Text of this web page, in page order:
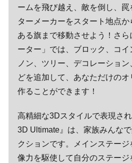
ームを飛び越え、敵を倒し、罠
ターメーカーをスタート地点
ある旗まで移動させよう！さ
ーター」では、ブロック、コ
ノン、ツリー、デコレーショ
どを追加して、あなただけの
作ることができます！
高精細な3Dスタイルで表現さ
3D Ultimate』は、家族みんな
クションです。メインステー
像力を駆使して自分のステー